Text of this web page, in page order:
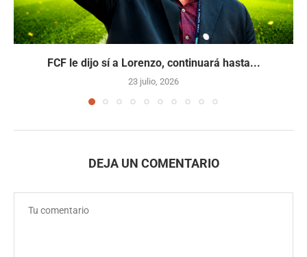
FCF le dijo sí a Lorenzo, continuará hasta...
23 julio, 2026
DEJA UN COMENTARIO